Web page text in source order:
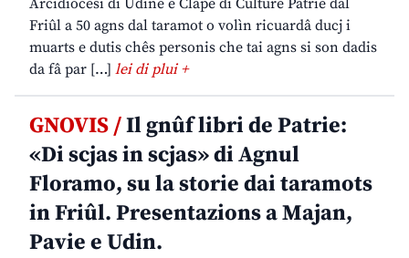
Arcidiocesi di Udine e Clape di Culture Patrie dal
Friûl a 50 agns dal taramot o volìn ricuardâ ducj i
muarts e dutis chês personis che tai agns si son dadis
da fâ par […] lei di plui +
GNOVIS /Il gnûf libri de Patrie:
«Di scjas in scjas» di Agnul
Floramo, su la storie dai taramots
in Friûl. Presentazions a Majan,
Pavie e Udin.